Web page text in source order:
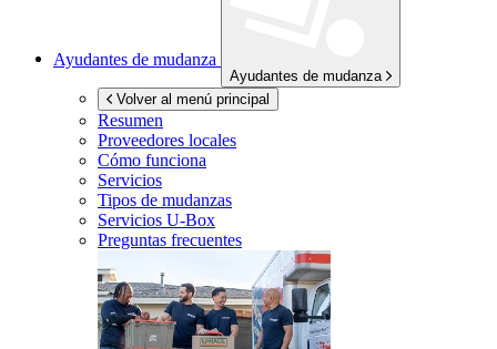
Ayudantes de mudanza
Ayudantes de mudanza
Volver al menú principal
Resumen
Proveedores locales
Cómo funciona
Servicios
Tipos de mudanzas
Servicios U-Box
Preguntas frecuentes